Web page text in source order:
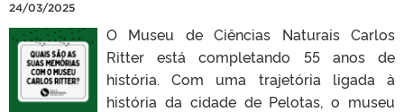
24/03/2025
O Museu de Ciências Naturais Carlos
Ritter está completando 55 anos de
história. Com uma trajetória ligada à
história da cidade de Pelotas, o museu